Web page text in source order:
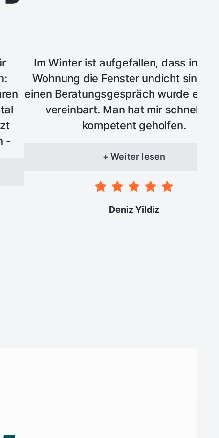
-
Im Winter ist aufgefallen, dass in
Wohnung die Fenster undicht sind.
einen Beratungsgespräch wurde ein
vereinbart. Man hat mir schnell
kompetent geholfen.
+ Weiter lesen
Deniz Yildiz